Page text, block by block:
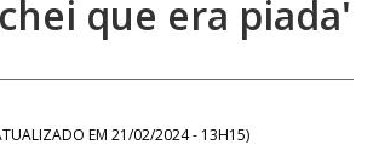
que era piada'
EM 21/02/2024 - 13H15)